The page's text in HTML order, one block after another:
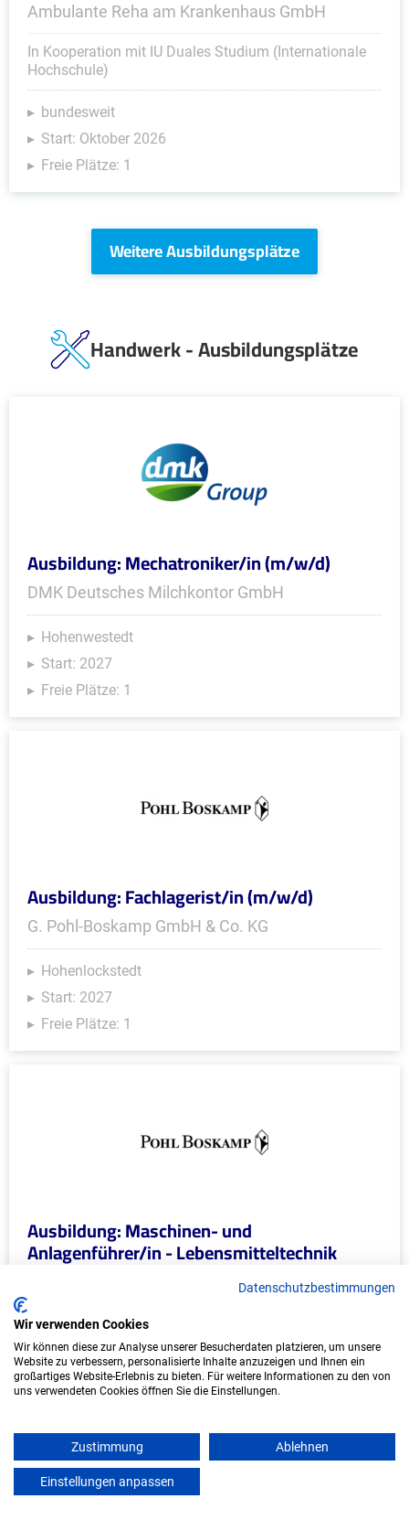
Ambulante Reha am Krankenhaus GmbH
In Kooperation mit IU Duales Studium (Internationale
Hochschule)
bundesweit
Start: Oktober 2026
Freie Plätze: 1
Weitere Ausbildungsplätze
Handwerk - Ausbildungsplätze
Ausbildung: Mechatroniker/in (m/w/d)
DMK Deutsches Milchkontor GmbH
Hohenwestedt
Start: 2027
Freie Plätze: 1
Ausbildung: Fachlagerist/in (m/w/d)
G. Pohl-Boskamp GmbH & Co. KG
Hohenlockstedt
Start: 2027
Freie Plätze: 1
Ausbildung: Maschinen- und
Anlagenführer/in - Lebensmitteltechnik
(m/w/d)
Hohenlockstedt
Start: 2027
Weitere Ausbildungsplätze
Datenschutzbestimmungen
Wir verwenden Cookies
Wir können diese zur Analyse unserer Besucherdaten platzieren, um unsere
Website zu verbessern, personalisierte Inhalte anzuzeigen und Ihnen ein
großartiges Website-Erlebnis zu bieten. Für weitere Informationen zu den von
uns verwendeten Cookies öffnen Sie die Einstellungen.
Zustimmung Ablehnen
Einstellungen anpassen